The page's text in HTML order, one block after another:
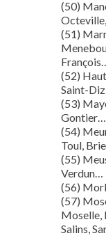
(50)
(51)
(52)
Saint-
(53)
Gontier…
(54)
Toul,
(55)
Verdun…
(56)
(57)
Moselle,
Salins,